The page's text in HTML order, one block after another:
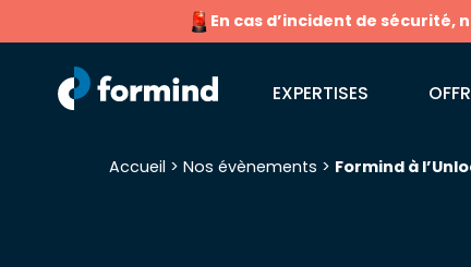
En cas d’incident de sécurité,
EXPERTISES
Accueil > Nos évènements > Formind à